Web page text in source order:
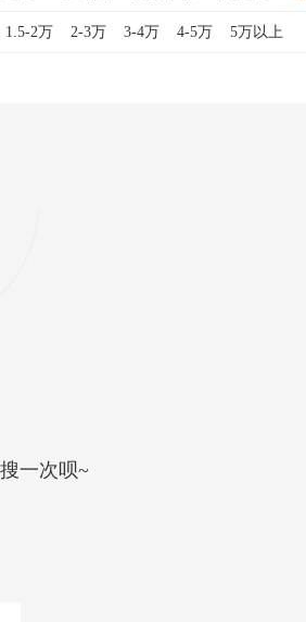
1.5-2万 2-3万 3-4万 4-5万 5万以上
一次呗~